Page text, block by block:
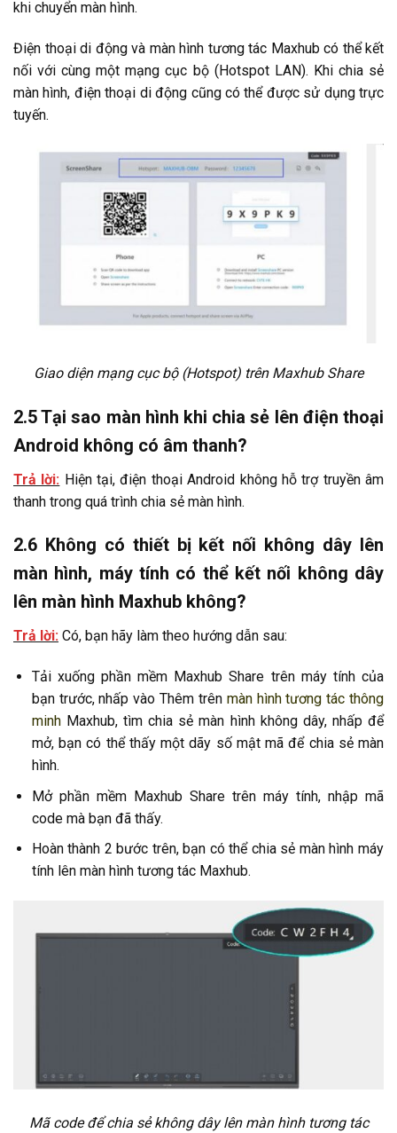
khi chuyển màn hình.
Điện thoại di động và màn hình tương tác Maxhub có thể kết
nối với cùng một mạng cục bộ (Hotspot LAN). Khi chia sẻ
màn hình, điện thoại di động cũng có thể được sử dụng trực
tuyến.
Giao diện mạng cục bộ (Hotspot) trên Maxhub Share
2.5 Tại sao màn hình khi chia sẻ lên điện thoại
Android không có âm thanh?
Trả lời: Hiện tại, điện thoại Android không hỗ trợ truyền âm
thanh trong quá trình chia sẻ màn hình.
2.6 Không có thiết bị kết nối không dây lên
màn hình, máy tính có thể kết nối không dây
lên màn hình Maxhub không?
Trả lời: Có, bạn hãy làm theo hướng dẫn sau:
Tải xuống phần mềm Maxhub Share trên máy tính của
bạn trước, nhấp vào Thêm trên màn hình tương tác thông
minhMaxhub, tìm chia sẻ màn hình không dây, nhấp để
mở, bạn có thể thấy một dãy số mật mã để chia sẻ màn
hình.
Mở phần mềm Maxhub Share trên máy tính, nhập mã
code mà bạn đã thấy.
Hoàn thành 2 bước trên, bạn có thể chia sẻ màn hình máy
tính lên màn hình tương tác Maxhub.
Mã code để chia sẻ không dây lên màn hình tương tác